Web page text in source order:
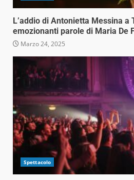
L’addio di Antonietta Messina a
emozionanti parole di Maria De
Marzo 24, 2025
Spettacolo